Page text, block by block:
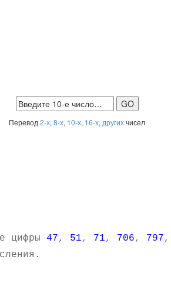
Перевод 2-х, 8-х, 10-х, 16-х, другихчисел
цифры 47, 51, 71, 706, 797,